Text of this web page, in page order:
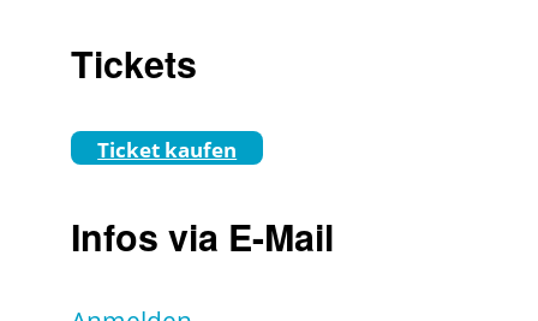
Tickets
Ticket kaufen
Infos via E-Mail